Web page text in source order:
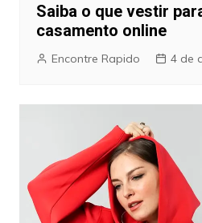
Saiba o que vestir
casamento online
Encontre Rapido 4 de